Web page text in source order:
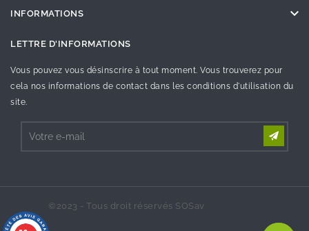
INFORMATIONS 
LETTRE D'INFORMATIONS
Vous pouvez vous désinscrire à tout moment. Vous trouverez pour
cela nos informations de contact dans les conditions d'utilisation du
site.
©2023 - Tous droit réservés SOSav